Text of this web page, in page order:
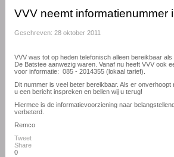
Sponsoring
Media
VVV neemt informatienummer
Geschreven: 28 oktober 2011
VVV was tot op heden telefonisch alleen bereikbaar
De Batstee aanwezig waren. Vanaf nu heeft VVV ook
voor informatie: 085 - 2014355 (lokaal tarief).
Dit nummer is veel beter bereikbaar. Als er
u een bericht inspreken en bellen wij u terug!
Hiermee is de informatievoorziening naar
verbeterd.
Remco
Tweet
Share
0